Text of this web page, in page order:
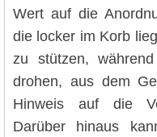
Wert auf die
die locker im Korb
zu stützen,
drohen, aus dem
Hinweis auf die
Darüber hinaus